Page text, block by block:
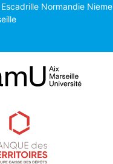
Normandie